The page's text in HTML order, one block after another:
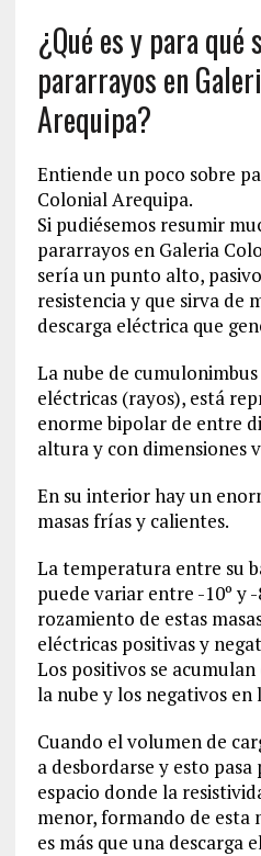
¿Qué es y para qué
pararrayos en
Arequipa?
Entiende un poco sobre
Colonial Arequipa.
Si pudiésemos resumir
pararrayos en Galeria
sería un punto alto,
resistencia y que sirva de
descarga eléctrica que
La nube de
eléctricas (rayos), está
enorme bipolar de entre
altura y con dimensiones
En su interior hay un
masas frías y calientes.
La temperatura entre su
puede variar entre -10º y
rozamiento de estas
eléctricas positivas y
Los positivos se
la nube y los negativos
Cuando el volumen de
a desbordarse y esto
espacio donde la
menor, formando de esta
es más que una descarga